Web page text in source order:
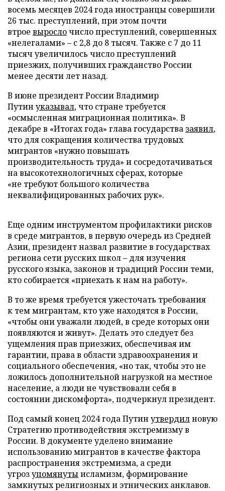
восемь месяцев 2024 года иностранцы совершили
26 тыс. преступлений, при этом почти
втрое вырослочисло преступлений, совершенных
«нелегалами» – с 2,8 до 8 тысяч. Также с 7 до 11
тысяч увеличилось число преступлений
приезжих, получивших гражданство России
менее десяти лет назад.
В июне президент России Владимир
Путин указывал, что стране требуется
«осмысленная миграционная политика». В
декабре в «Итогах года» глава государства заявил,
что для сокращения количества трудовых
мигрантов «нужно повышать
производительность труда» и сосредотачиваться
на высокотехнологичных сферах, которые
«не требуют большого количества
неквалифицированных рабочих рук».
Еще одним инструментом профилактики рисков
в среде мигрантов, в первую очередь из Средней
Азии, президент назвал развитие в государствах
региона сети русских школ – для изучения
русского языка, законов и традиций России теми,
кто собирается «приехать к нам на работу».
В то же время требуется ужесточать требования
к тем мигрантам, кто уже находятся в России,
«чтобы они уважали людей, в среде которых они
появляются и живут». Делать это следует без
ущемления прав приезжих, обеспечивая им
гарантии, права в области здравоохранения и
социального обеспечения, «но так, чтобы это не
ложилось дополнительной нагрузкой на местное
население, а люди не чувствовали себя в
состоянии дискомфорта», подчеркнул президент.
Под самый конец 2024 года Путин утвердилновую
Стратегию противодействия экстремизму в
России. В документе уделено внимание
использованию мигрантов в качестве фактора
распространения экстремизма, а среди
угрозупомянутыисламизм, формирование
замкнутых религиозных и этнических анклавов.